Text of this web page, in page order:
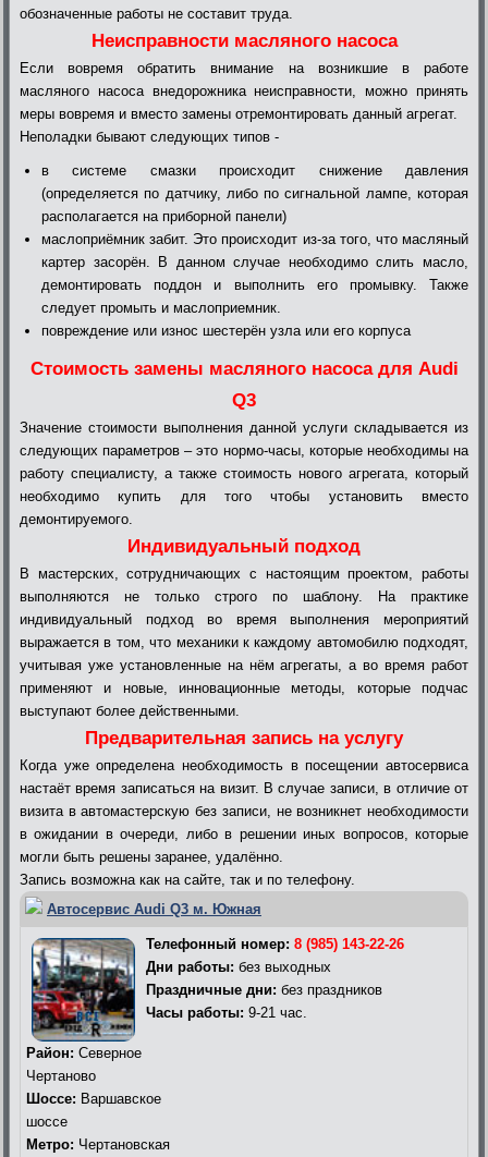
обозначенные работы не составит труда.
Неисправности масляного насоса
Если вовремя обратить внимание на возникшие в работе
масляного насоса внедорожника неисправности, можно принять
меры вовремя и вместо замены отремонтировать данный агрегат.
Неполадки бывают следующих типов -
в системе смазки происходит снижение давления
(определяется по датчику, либо по сигнальной лампе, которая
располагается на приборной панели)
маслоприёмник забит. Это происходит из-за того, что масляный
картер засорён. В данном случае необходимо слить масло,
демонтировать поддон и выполнить его промывку. Также
следует промыть и маслоприемник.
повреждение или износ шестерён узла или его корпуса
Стоимость замены масляного насоса для Audi
Q3
Значение стоимости выполнения данной услуги складывается из
следующих параметров – это нормо-часы, которые необходимы на
работу специалисту, а также стоимость нового агрегата, который
необходимо купить для того чтобы установить вместо
демонтируемого.
Индивидуальный подход
В мастерских, сотрудничающих с настоящим проектом, работы
выполняются не только строго по шаблону. На практике
индивидуальный подход во время выполнения мероприятий
выражается в том, что механики к каждому автомобилю подходят,
учитывая уже установленные на нём агрегаты, а во время работ
применяют и новые, инновационные методы, которые подчас
выступают более действенными.
Предварительная запись на услугу
Когда уже определена необходимость в посещении автосервиса
настаёт время записаться на визит. В случае записи, в отличие от
визита в автомастерскую без записи, не возникнет необходимости
в ожидании в очереди, либо в решении иных вопросов, которые
могли быть решены заранее, удалённо.
Запись возможна как на сайте, так и по телефону.
Автосервис Audi Q3 м. Южная
Телефонный номер: 8 (985) 143-22-26
Дни работы: без выходных
Праздничные дни: без праздников
Часы работы: 9-21 час.
Район: Северное
Чертаново
Шоссе: Варшавское
шоссе
Метро: Чертановская